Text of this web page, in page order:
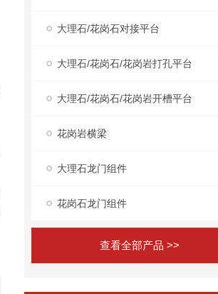
大理石/花岗石对接平台
大理石/花岗石/花岗岩打孔平台
大理石/花岗石/花岗岩开槽平台
花岗岩横梁
大理石龙门组件
花岗石龙门组件
查看全部产品 >>